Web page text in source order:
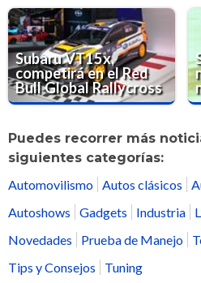
Subaru VT15x,
competirá en el Red
Bull Global Rallycross
Puedes recorrer más
siguientes categorías:
Automovilismo Autos clásicos
Autoshows
Gadgets Industria
Novedades
Prueba de Manejo
Tips y Consejos
Tuning